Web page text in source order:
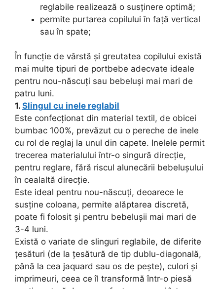
reglabile realizează o susținere optimă;
permite purtarea copilului în față vertical
sau în spate;
În funcție de vârstă și greutatea copilului există
mai multe tipuri de portbebe adecvate ideale
pentru nou-născuți sau bebeluși mai mari de
patru luni.
1. Slingul cu inele reglabil
Este confecționat din material textil, de obicei
bumbac 100%, prevăzut cu o pereche de inele
cu rol de reglaj la unul din capete. Inelele permit
trecerea materialului într-o singură direcție,
pentru reglare, fără riscul alunecării bebelușului
în cealaltă direcție.
Este ideal pentru nou-născuți, deoarece le
susține coloana, permite alăptarea discretă,
poate fi folosit și pentru bebelușii mai mari de
3-4 luni.
Există o variate de slinguri reglabile, de diferite
țesături (de la țesătură de tip dublu-diagonală,
până la cea jaquard sau os de pește), culori și
imprimeuri, ceea ce îl transformă într-o piesă